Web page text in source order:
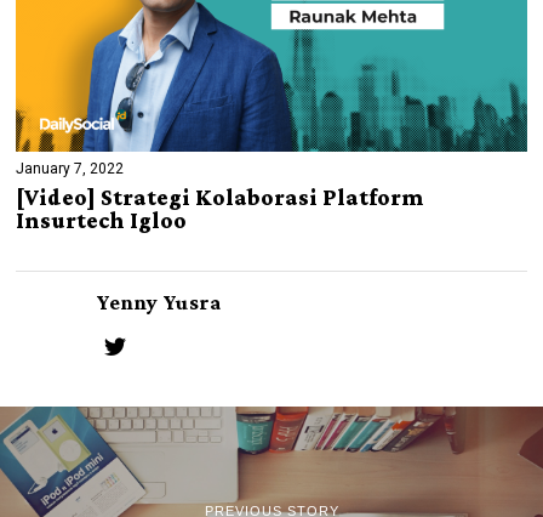
January 7, 2022
[Video] Strategi Kolaborasi Platform
Insurtech Igloo
Yenny Yusra
PREVIOUS STORY